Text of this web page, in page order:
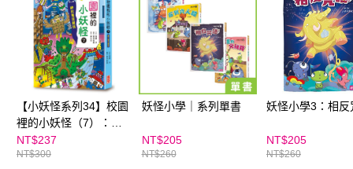
【小妖怪系列34】校園
裡的小妖怪（7）：神
出鬼沒樹妖
NT$237
NT$300
妖怪小學｜系列單書
NT$205
NT$260
妖怪小學3：相反
NT$205
NT$260